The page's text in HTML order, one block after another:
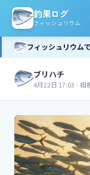
釣果ログ
フィッシュリウム
フィッシュリウム
ブリハチ
4月22日 17:03 · 相